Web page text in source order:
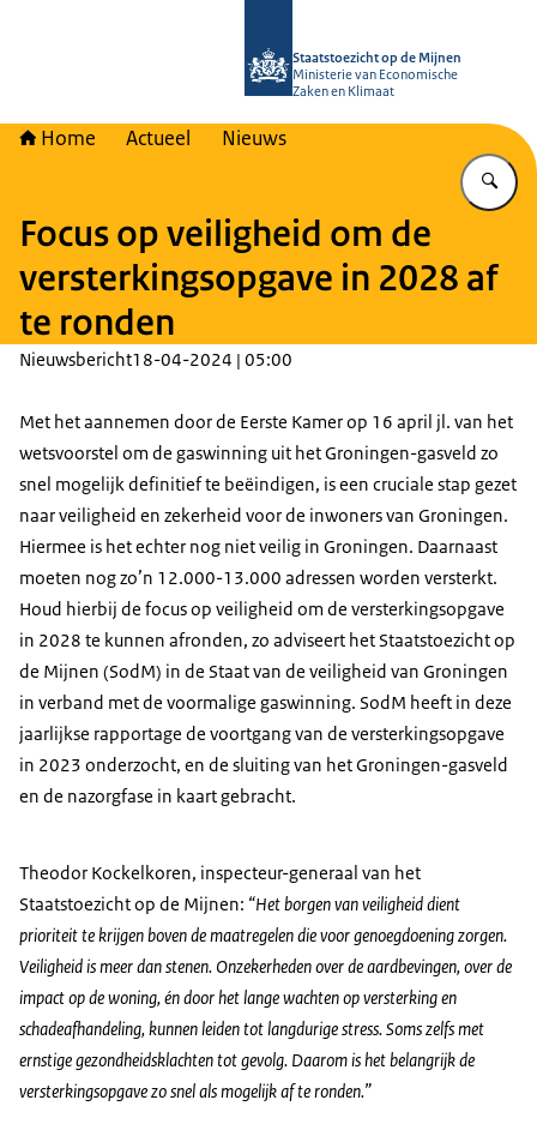
Staatstoezicht op de Mijnen
Ministerie van Economische
Zaken en Klimaat
Home Actueel Nieuws
Focus op veiligheid om de
versterkingsopgave in 2028 af
te ronden
Nieuwsbericht18-04-2024 | 05:00
Met het aannemen door de Eerste Kamer op 16 april jl. van het
wetsvoorstel om de gaswinning uit het Groningen-gasveld zo
snel mogelijk definitief te beëindigen, is een cruciale stap gezet
naar veiligheid en zekerheid voor de inwoners van Groningen.
Hiermee is het echter nog niet veilig in Groningen. Daarnaast
moeten nog zo’n 12.000-13.000 adressen worden versterkt.
Houd hierbij de focus op veiligheid om de versterkingsopgave
in 2028 te kunnen afronden, zo adviseert het Staatstoezicht op
de Mijnen (SodM) in de Staat van de veiligheid van Groningen
in verband met de voormalige gaswinning. SodM heeft in deze
jaarlijkse rapportage de voortgang van de versterkingsopgave
in 2023 onderzocht, en de sluiting van het Groningen-gasveld
en de nazorgfase in kaart gebracht.
Theodor Kockelkoren, inspecteur-generaal van het
Staatstoezicht op de Mijnen: “Het borgen van veiligheid dient
prioriteit te krijgen boven de maatregelen die voor genoegdoening zorgen.
Veiligheid is meer dan stenen. Onzekerheden over de aardbevingen, over de
impact op de woning, én door het lange wachten op versterking en
schadeafhandeling, kunnen leiden tot langdurige stress. Soms zelfs met
ernstige gezondheidsklachten tot gevolg. Daarom is het belangrijk de
versterkingsopgave zo snel als mogelijk af te ronden.”